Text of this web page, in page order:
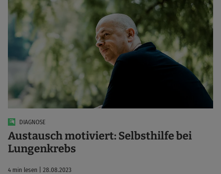
DIAGNOSE
Austausch motiviert: Selbsthilfe bei
Lungenkrebs
4 min lesen | 28.08.2023